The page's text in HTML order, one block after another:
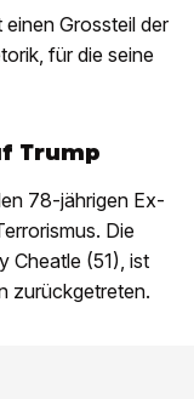
Grossteil der
für die seine
Trump
78-jährigen Ex-
Die
Cheatle (51), ist
zurückgetreten.